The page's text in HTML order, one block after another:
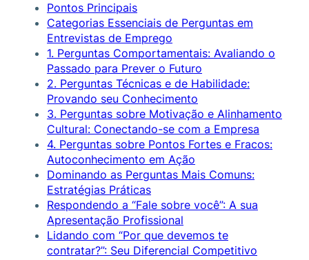
Pontos Principais
Categorias Essenciais de Perguntas em
Entrevistas de Emprego
1. Perguntas Comportamentais: Avaliando o
Passado para Prever o Futuro
2. Perguntas Técnicas e de Habilidade:
Provando seu Conhecimento
3. Perguntas sobre Motivação e Alinhamento
Cultural: Conectando-se com a Empresa
4. Perguntas sobre Pontos Fortes e Fracos:
Autoconhecimento em Ação
Dominando as Perguntas Mais Comuns:
Estratégias Práticas
Respondendo a “Fale sobre você”: A sua
Apresentação Profissional
Lidando com “Por que devemos te
contratar?”: Seu Diferencial Competitivo